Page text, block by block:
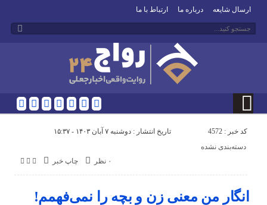
ارسال شایعه درباره ما ارتباط با ما
کد خبر : 4572 تاریخ انتشار : دوشنبه ۷ آبان ۱۴۰۳ - ۱۵:۳۷
چاپ خبر ۰ نظر
دسته‌بندی نشده
انگار من معنی زن و بچه را نمی‌فهمم!